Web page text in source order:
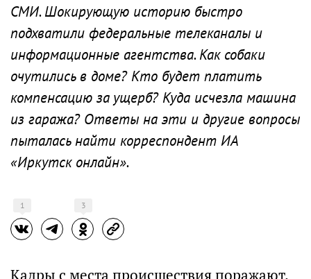
СМИ. Шокирующую историю быстро
подхватили федеральные телеканалы и
информационные агентства. Как собаки
очутились в доме? Кто будет платить
компенсацию за ущерб? Куда исчезла машина
из гаража? Ответы на эти и другие вопросы
пыталась найти корреспондент ИА
«Иркутск онлайн».
1 3
Кадры с места происшествия поражают.